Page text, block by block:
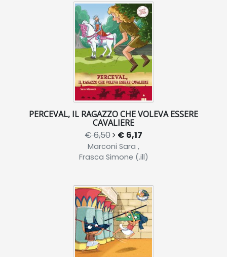
PERCEVAL, IL RAGAZZO CHE VOLEVA ESSERE
CAVALIERE
€ 6,50 € 6,17
Marconi Sara ,
Frasca Simone (.ill)